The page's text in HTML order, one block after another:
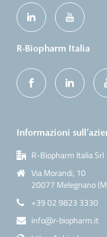
R-Biopharm Italia
Informazioni
R-Biopharm Italia Srl
Via Morandi, 10
20077 Melegnano
+39 02 9823 3330
info@r-biopharm.it